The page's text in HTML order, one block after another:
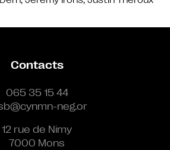
Contacts
065 35 15 44
neg.or
12 rue de Nimy
7000 Mons